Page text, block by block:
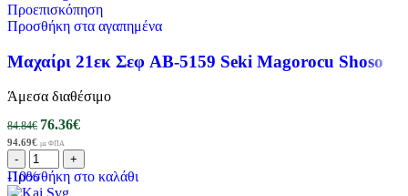
-10%
Προεπισκόπηση
Προσθήκη στα αγαπημένα
Μαχαίρι 21εκ Σεφ AB-5159 Seki Magorocu Shoso
Άμεσα διαθέσιμο
84.84€ 76.36€
94.69€ με ΦΠΑ
Προσθήκη στο καλάθι